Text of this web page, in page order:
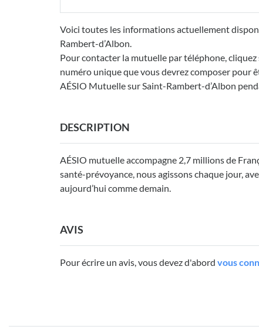
Voici toutes les informations actuellement
Rambert-d’Albon.
Pour contacter la mutuelle par téléphone,
numéro unique que vous devrez composer pour
AÉSIO Mutuelle sur Saint-Rambert-d’Albon
DESCRIPTION
AÉSIO mutuelle accompagne 2,7 millions de
santé-prévoyance, nous agissons chaque jour,
aujourd’hui comme demain.
AVIS
Pour écrire un avis, vous devez d'abord vous